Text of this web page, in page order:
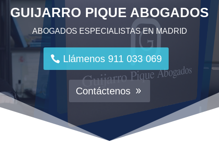
GUIJARRO PIQUE ABOGADOS
ABOGADOS ESPECIALISTAS EN MADRID
Llámenos 911 033 069
Contáctenos